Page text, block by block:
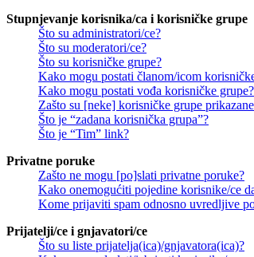
Stupnjevanje korisnika/ca i korisničke grupe
Što su administratori/ce?
Što su moderatori/ce?
Što su korisničke grupe?
Kako mogu postati članom/icom
Kako mogu postati vođa korisničke grupe?
Zašto su [neke] korisničke grupe
Što je “zadana korisnička grupa”?
Što je “Tim” link?
Privatne poruke
Zašto ne mogu [po]slati privatne poruke?
Kako onemogućiti pojedine korisnike/ce
Kome prijaviti spam odnosno uvredljive
Prijatelji/ce i gnjavatori/ce
Što su liste prijatelja(ica)/gnjavatora(ica)?